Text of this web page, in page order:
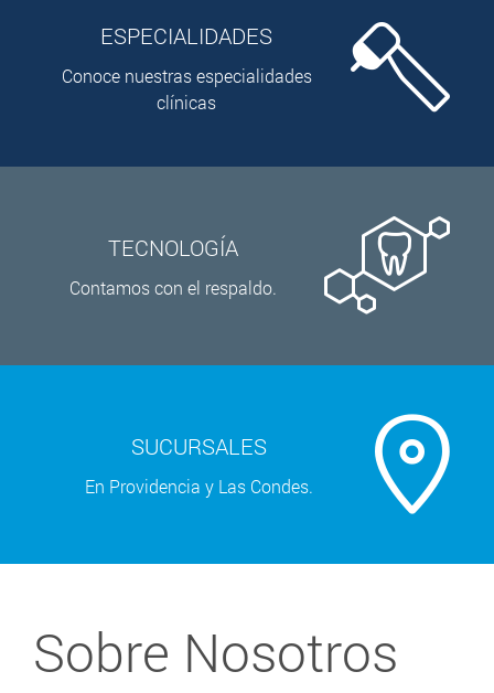
ESPECIALIDADES
Conoce nuestras especialidades
clínicas
TECNOLOGÍA
Contamos con el respaldo.
SUCURSALES
En Providencia y Las Condes.
Sobre Nosotros